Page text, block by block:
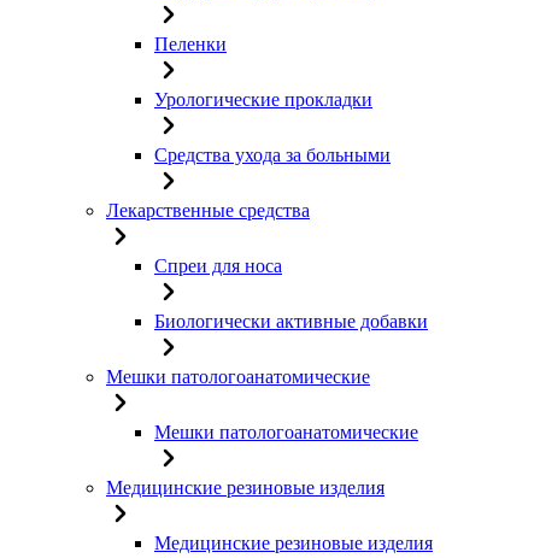
Пеленки
Урологические прокладки
Средства ухода за больными
Лекарственные средства
Спреи для носа
Биологически активные добавки
Мешки патологоанатомические
Мешки патологоанатомические
Медицинские резиновые изделия
Медицинские резиновые изделия